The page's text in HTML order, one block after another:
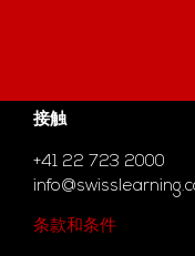
接触
+41 22 723 2000
条款和条件